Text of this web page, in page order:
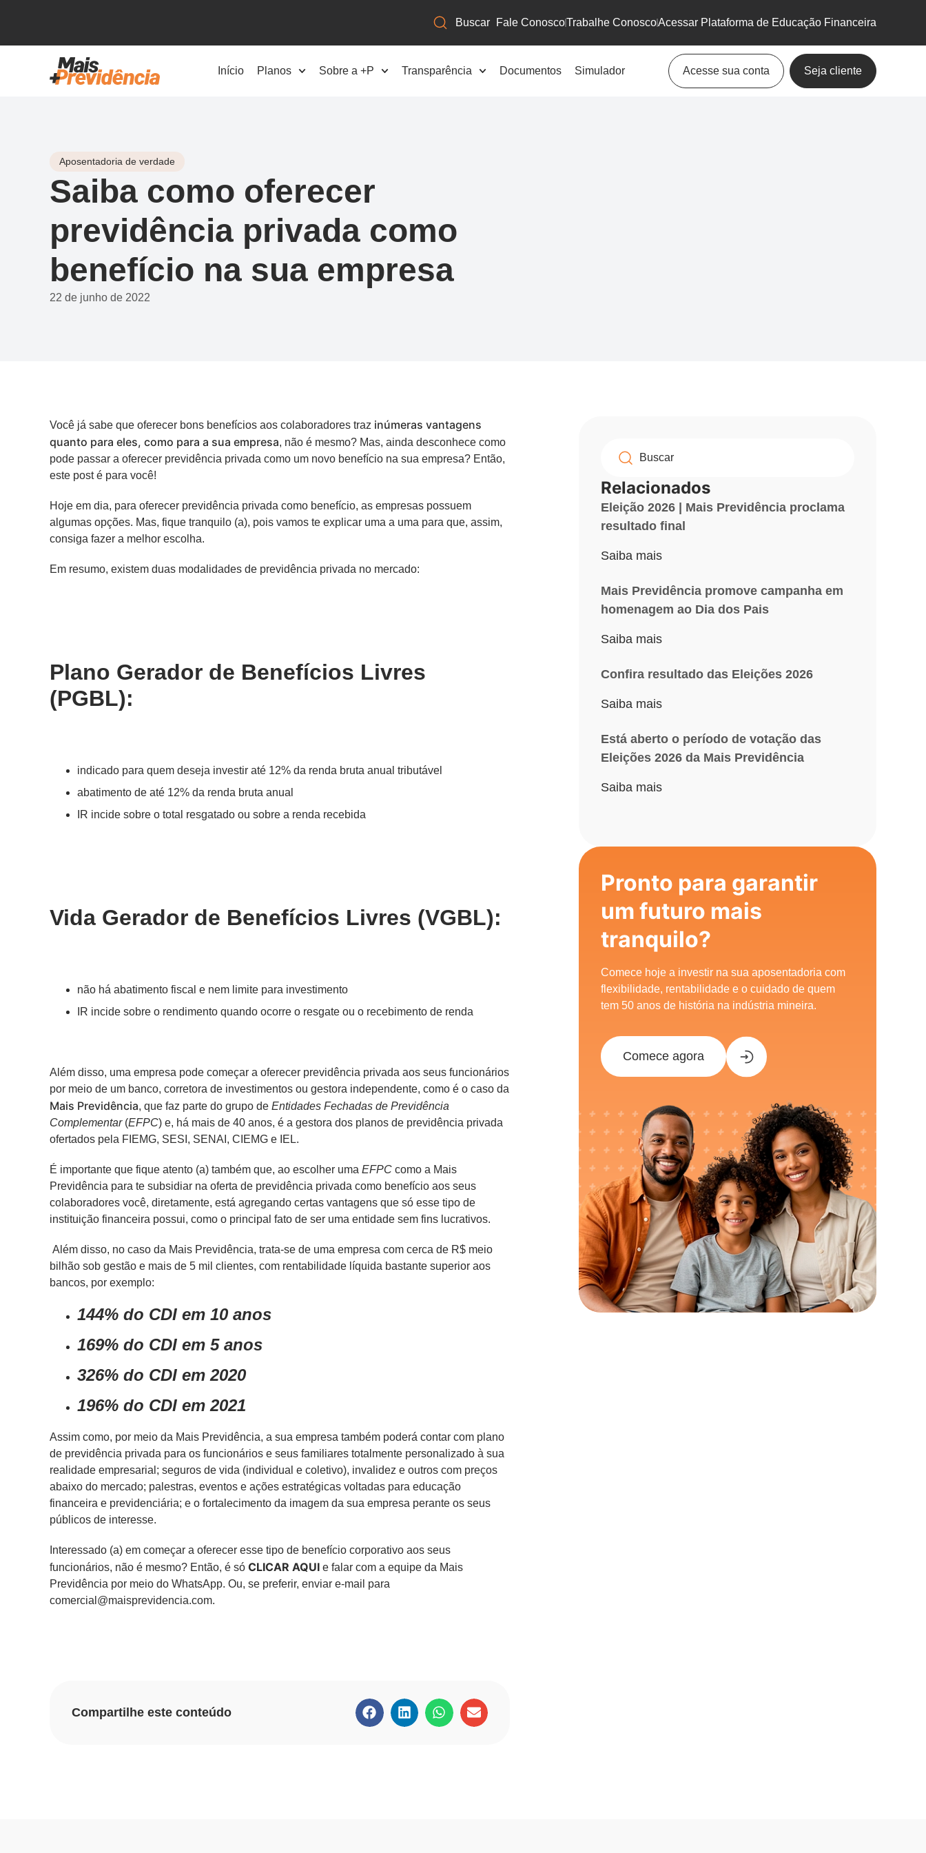
Fale ConoscoTrabalhe ConoscoAcessar Plataforma de Educação Financeira
Início Planos Sobre a +P Transparência Documentos Simulador Acesse sua conta Seja cliente
Aposentadoria de verdade
Saiba como oferecer
previdência privada como
benefício na sua empresa
22 de junho de 2022
Você já sabe que oferecer bons benefícios aos colaboradores traz inúmeras vantagens
quanto para eles, como para a sua empresa, não é mesmo? Mas, ainda desconhece como
pode passar a oferecer previdência privada como um novo benefício na sua empresa? Então,
este post é para você!
Hoje em dia, para oferecer previdência privada como benefício, as empresas possuem
algumas opções. Mas, fique tranquilo (a), pois vamos te explicar uma a uma para que, assim,
consiga fazer a melhor escolha.
Em resumo, existem duas modalidades de previdência privada no mercado:
Plano Gerador de Benefícios Livres
(PGBL):
indicado para quem deseja investir até 12% da renda bruta anual tributável
abatimento de até 12% da renda bruta anual
IR incide sobre o total resgatado ou sobre a renda recebida
Vida Gerador de Benefícios Livres (VGBL):
não há abatimento fiscal e nem limite para investimento
IR incide sobre o rendimento quando ocorre o resgate ou o recebimento de renda
Além disso, uma empresa pode começar a oferecer previdência privada aos seus funcionários
por meio de um banco, corretora de investimentos ou gestora independente, como é o caso da
Mais Previdência, que faz parte do grupo de Entidades Fechadas de Previdência
Complementar(EFPC) e, há mais de 40 anos, é a gestora dos planos de previdência privada
ofertados pela FIEMG, SESI, SENAI, CIEMG e IEL.
É importante que fique atento (a) também que, ao escolher uma EFPC como a Mais
Previdência para te subsidiar na oferta de previdência privada como benefício aos seus
colaboradores você, diretamente, está agregando certas vantagens que só esse tipo de
instituição financeira possui, como o principal fato de ser uma entidade sem fins lucrativos.
Além disso, no caso da Mais Previdência, trata-se de uma empresa com cerca de R$ meio
bilhão sob gestão e mais de 5 mil clientes, com rentabilidade líquida bastante superior aos
bancos, por exemplo:
144% do CDI em 10 anos
169% do CDI em 5 anos
326% do CDI em 2020
196% do CDI em 2021
Assim como, por meio da Mais Previdência, a sua empresa também poderá contar com plano
de previdência privada para os funcionários e seus familiares totalmente personalizado à sua
realidade empresarial; seguros de vida (individual e coletivo), invalidez e outros com preços
abaixo do mercado; palestras, eventos e ações estratégicas voltadas para educação
financeira e previdenciária; e o fortalecimento da imagem da sua empresa perante os seus
públicos de interesse.
Interessado (a) em começar a oferecer esse tipo de benefício corporativo aos seus
funcionários, não é mesmo? Então, é só CLICAR AQUI e falar com a equipe da Mais
Previdência por meio do WhatsApp. Ou, se preferir, enviar e-mail para
comercial@maisprevidencia.com.
Compartilhe este conteúdo
Relacionados
Eleição 2026 | Mais Previdência proclama
resultado final
Saiba mais
Mais Previdência promove campanha em
homenagem ao Dia dos Pais
Saiba mais
Confira resultado das Eleições 2026
Saiba mais
Está aberto o período de votação das
Eleições 2026 da Mais Previdência
Saiba mais
Pronto para garantir
um futuro mais
tranquilo?
Comece hoje a investir na sua aposentadoria com
flexibilidade, rentabilidade e o cuidado de quem
tem 50 anos de história na indústria mineira.
Comece agora